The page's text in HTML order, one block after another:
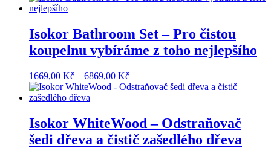
Isokor Bathroom Set – Pro čistou
koupelnu vybíráme z toho nejlepšího
1669,00 Kč – 6869,00 KčRozpětí
cen:
6869,00 Kč
Isokor WhiteWood – Odstraňovač
šedi dřeva a čistič zašedlého dřeva